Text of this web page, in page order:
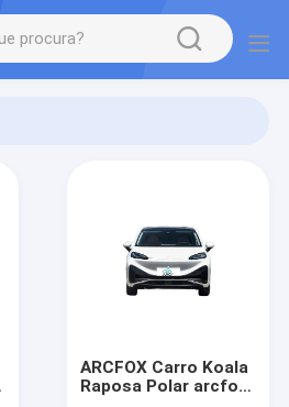
ARCFOX Carro Koala
Raposa Polar arcfox